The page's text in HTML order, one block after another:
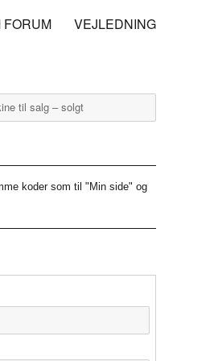
FORUM VEJLEDNING
koder som til "Min side" og